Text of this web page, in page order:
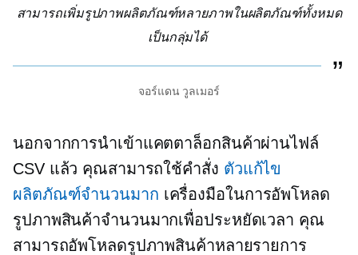
สามารถเพิ่มรูปภาพผลิตภัณฑ์หลายภาพในผลิตภัณฑ์ทั้งหมด
เป็นกลุ่มได้
จอร์แดน วูลเมอร์
นอกจากการนำเข้าแคตตาล็อกสินค้าผ่านไฟล์
CSV แล้ว คุณสามารถใช้คำสั่ง ตัวแก้ไข
ผลิตภัณฑ์จำนวนมาก เครื่องมือในการอัพโหลด
รูปภาพสินค้าจำนวนมากเพื่อประหยัดเวลา คุณ
สามารถอัพโหลดรูปภาพสินค้าหลายรายการ